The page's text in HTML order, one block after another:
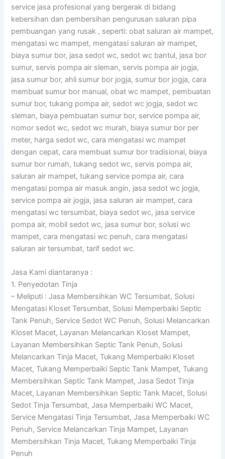
service jasa profesional yang bergerak di bidang
kebersihan dan pembersihan pengurusan saluran pipa
pembuangan yang rusak , seperti: obat saluran air mampet,
mengatasi wc mampet, mengatasi saluran air mampet,
biaya sumur bor, jasa sedot wc, sedot wc bantul, jasa bor
sumur, servis pompa air sleman, servis pompa air jogja,
jasa sumur bor, ahli sumur bor jogja, sumur bor jogja, cara
membuat sumur bor manual, obat wc mampet, pembuatan
sumur bor, tukang pompa air, sedot wc jogja, sedot wc
sleman, biaya pembuatan sumur bor, service pompa air,
nomor sedot wc, sedot wc murah, biaya sumur bor per
meter, harga sedot wc, cara mengatasi wc mampet
dengan cepat, cara membuat sumur bor tradisional, biaya
sumur bor rumah, tukang sedot wc, servis pompa air,
saluran air mampet, tukang service pompa air, cara
mengatasi pompa air masuk angin, jasa sedot wc jogja,
service pompa air jogja, jasa saluran air mampet, cara
mengatasi wc tersumbat, biaya sedot wc, jasa service
pompa air, mobil sedot wc, jasa sumur bor, solusi wc
mampet, cara mengatasi wc penuh, cara mengatasi
saluran air tersumbat, tarif sedot wc.
Jasa Kami diantaranya :
1. Penyedotan Tinja
– Meliputi : Jasa Membersihkan WC Tersumbat, Solusi
Mengatasi Kloset Tersumbat, Solusi Memperbaiki Septic
Tank Penuh, Service Sedot WC Penuh, Solusi Melancarkan
Kloset Macet, Layanan Melancarkan Kloset Mampet,
Layanan Membersihkan Septic Tank Penuh, Solusi
Melancarkan Tinja Macet, Tukang Memperbaiki Kloset
Macet, Tukang Memperbaiki Septic Tank Mampet, Tukang
Membersihkan Septic Tank Mampet, Jasa Sedot Tinja
Macet, Layanan Membersihkan Septic Tank Macet, Solusi
Sedot Tinja Tersumbat, Jasa Memperbaiki WC Macet,
Service Mengatasi Tinja Tersumbat, Jasa Memperbaiki WC
Penuh, Service Melancarkan Tinja Mampet, Layanan
Membersihkan Tinja Macet, Tukang Memperbaiki Tinja
Penuh